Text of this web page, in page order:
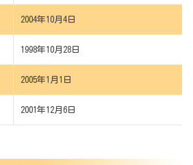
2004年10月4日
1998年10月28日
2005年1月1日
2001年12月6日